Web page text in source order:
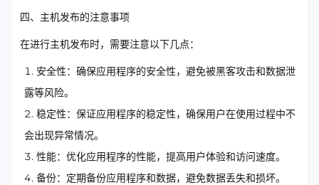
四、主机发布的注意事项
在进行主机发布时，需要注意以下几点：
安全性：确保应用程序的安全性，避免被黑客攻击和数据泄
露等风险。
稳定性：保证应用程序的稳定性，确保用户在使用过程中不
会出现异常情况。
性能：优化应用程序的性能，提高用户体验和访问速度。
备份：定期备份应用程序和数据，避免数据丢失和损坏。